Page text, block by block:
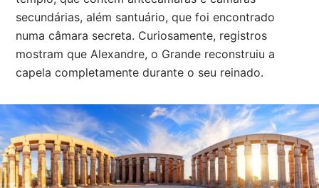
secundárias, além santuário, que foi encontrado
numa câmara secreta. Curiosamente, registros
mostram que Alexandre, o Grande reconstruiu a
capela completamente durante o seu reinado.